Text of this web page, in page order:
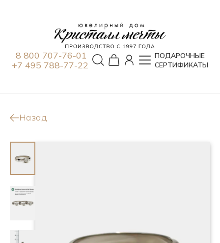
8 800 707-76-01
+7 495 788-77-22
ПОДАРОЧНЫЕ
СЕРТИФИКАТЫ
Назад